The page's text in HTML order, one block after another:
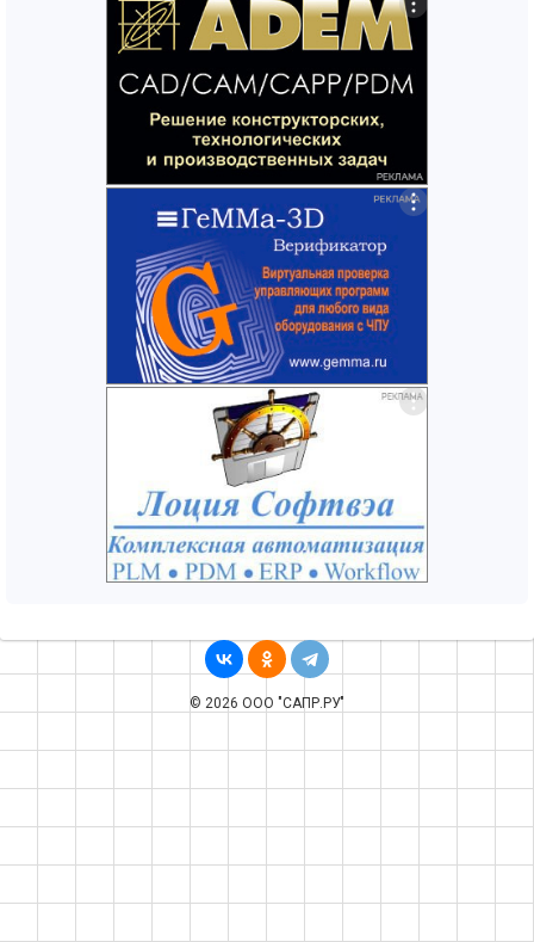
© 2026 ООО "САПР.РУ"